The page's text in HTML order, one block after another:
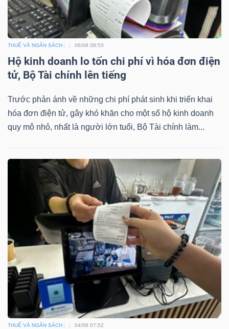
THUẾ VÀ NGÂN SÁCH 06/08 08:53
Hộ kinh doanh lo tốn chi phí vì hóa đơn điện
tử, Bộ Tài chính lên tiếng
Trước phản ánh về những chi phí phát sinh khi triển khai
hóa đơn điện tử, gây khó khăn cho một số hộ kinh doanh
quy mô nhỏ, nhất là người lớn tuổi, Bộ Tài chính làm...
THUẾ VÀ NGÂN SÁCH 04/08 07:52
cáo
phân
tích
(-)
ngữ
(-)
vụ
Sách
tài
chính